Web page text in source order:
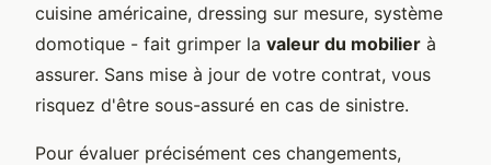
cuisine américaine, dressing sur mesure, système
domotique - fait grimper la valeur du mobilier à
assurer. Sans mise à jour de votre contrat, vous
risquez d'être sous-assuré en cas de sinistre.
Pour évaluer précisément ces changements,